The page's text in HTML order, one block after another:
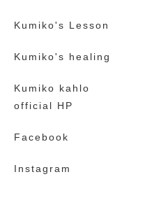
Kumiko's Lesson
Kumiko's healing
Kumiko kahlo
official HP
Facebook
Instagram